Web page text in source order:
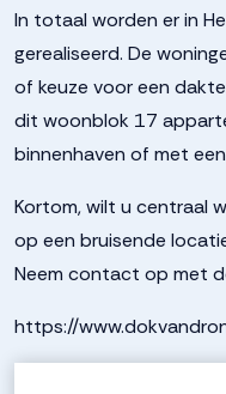
In totaal worden er in
gerealiseerd. De
of keuze voor een
dit woonblok 17
binnenhaven of met
Kortom, wilt u centraal
op een bruisende
Neem contact op met
https://